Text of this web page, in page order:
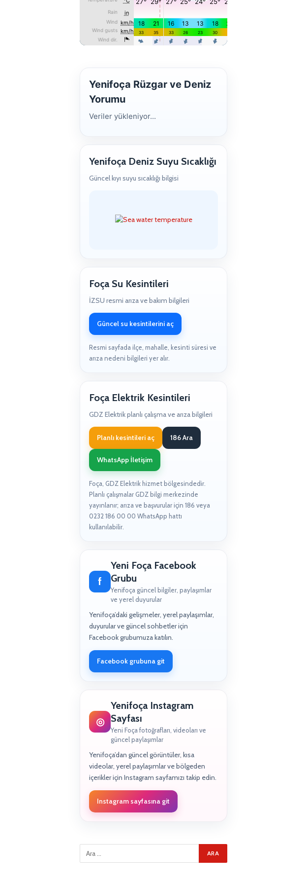
Yenifoça Rüzgar ve Deniz
Yorumu
Veriler yükleniyor...
Yenifoça Deniz Suyu Sıcaklığı
Güncel kıyı suyu sıcaklığı bilgisi
Foça Su Kesintileri
İZSU resmi arıza ve bakım bilgileri
Güncel su kesintilerini aç
Resmi sayfada ilçe, mahalle, kesinti süresi ve
arıza nedeni bilgileri yer alır.
Foça Elektrik Kesintileri
GDZ Elektrik planlı çalışma ve arıza bilgileri
Planlı kesintileri aç 186 Ara
WhatsApp İletişim
Foça, GDZ Elektrik hizmet bölgesindedir.
Planlı çalışmalar GDZ bilgi merkezinde
yayınlanır; arıza ve başvurular için 186 veya
0232 186 00 00 WhatsApp hattı
kullanılabilir.
f
Yeni Foça Facebook
Grubu
Yenifoça güncel bilgiler, paylaşımlar
ve yerel duyurular
Yenifoça’daki gelişmeler, yerel paylaşımlar,
duyurular ve güncel sohbetler için
Facebook grubumuza katılın.
Facebook grubuna git
◎
Yenifoça Instagram
Sayfası
Yeni Foça fotoğrafları, videoları ve
güncel paylaşımlar
Yenifoça’dan güncel görüntüler, kısa
videolar, yerel paylaşımlar ve bölgeden
içerikler için Instagram sayfamızı takip edin.
Instagram sayfasına git